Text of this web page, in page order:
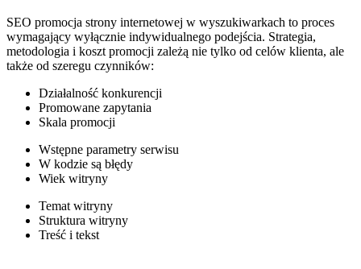
SEO promocja strony internetowej w wyszukiwarkach to proces
wymagający wyłącznie indywidualnego podejścia. Strategia,
metodologia i koszt promocji zależą nie tylko od celów klienta, ale
także od szeregu czynników:
Działalność konkurencji
Promowane zapytania
Skala promocji
Wstępne parametry serwisu
W kodzie są błędy
Wiek witryny
Temat witryny
Struktura witryny
Treść i tekst